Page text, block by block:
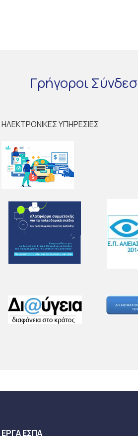
Γρήγοροι
ΗΛΕΚΤΡΟΝΙΚΕΣ ΥΠΗΡΕΣΙΕΣ
ΕΡΓΑ ΕΣΠΑ